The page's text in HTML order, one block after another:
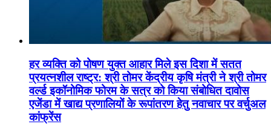
हर व्यक्ति को पोषण युक्त आहार मिले इस दिशा में सतत
प्रयत्नशील राष्ट्र: श्री तोमर केंद्रीय कृषि मंत्री ने श्री तोमर
वर्ल्ड इकॉनोमिक फोरम के सत्र को किया संबोधित दावोस
एजेंडा में खाद्य प्रणालियों के रूपांतरण हेतु नवाचार पर वर्चुअल
कांफ्रेंस